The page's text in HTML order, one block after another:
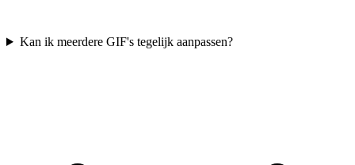
Kan ik meerdere GIF's tegelijk aanpassen?